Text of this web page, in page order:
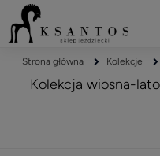
Strona główna Kolekcje
Kolekcja wiosna-